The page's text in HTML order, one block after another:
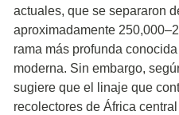
actuales, que se separaron
aproximadamente
rama más profunda
moderna. Sin embargo,
sugiere que el linaje que
recolectores de África